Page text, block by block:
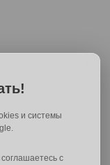
и системы
с